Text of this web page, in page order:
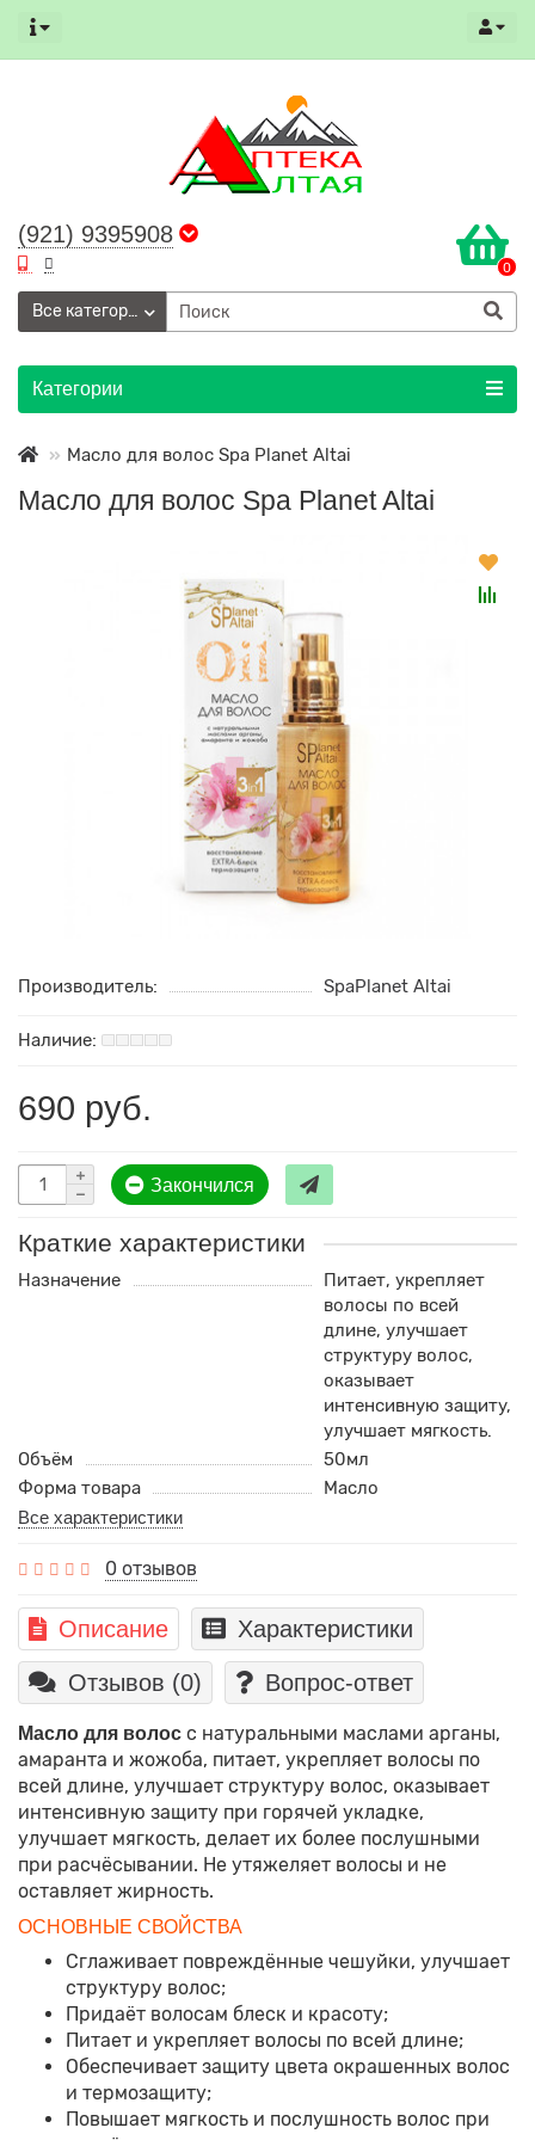
(921) 9395908
0
Все категории
Категории
Масло для волос Spa Planet Altai
Масло для волос Spa Planet Altai
Производитель: SpaPlanet Altai
690 руб.
Закончился
Краткие характеристики
Назначение
Питает, укрепляет
волосы по всей
длине, улучшает
структуру волос,
оказывает
интенсивную защиту,
улучшает мягкость.
Объём
50мл
Форма товара
Масло
Все характеристики
0 отзывов
Описание Характеристики
Отзывов (0) Вопрос-ответ
Масло для волос с натуральными маслами арганы,
амаранта и жожоба, питает, укрепляет волосы по
всей длине, улучшает структуру волос, оказывает
интенсивную защиту при горячей укладке,
улучшает мягкость, делает их более послушными
при расчёсывании. Не утяжеляет волосы и не
оставляет жирность.
ОСНОВНЫЕ СВОЙСТВА
Сглаживает повреждённые чешуйки, улучшает
структуру волос;
Придаёт волосам блеск и красоту;
Питает и укрепляет волосы по всей длине;
Обеспечивает защиту цвета окрашенных волос
и термозащиту;
Повышает мягкость и послушность волос при